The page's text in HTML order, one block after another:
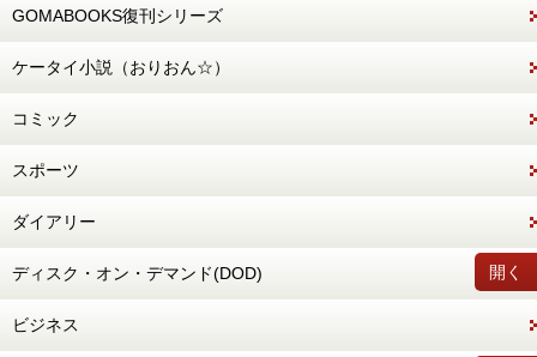
GOMABOOKS復刊シリーズ
ケータイ小説（おりおん☆）
コミック
スポーツ
ダイアリー
開く
ディスク・オン・デマンド(DOD)
ビジネス